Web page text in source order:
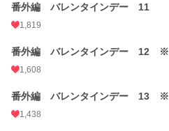
番外編 バレンタインデー 11
1,819
番外編 バレンタインデー 12 ※
1,608
番外編 バレンタインデー 13 ※
1,438